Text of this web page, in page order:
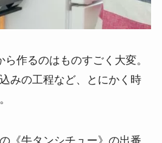
作るのはものすごく大変。
みの工程など、とにかく時